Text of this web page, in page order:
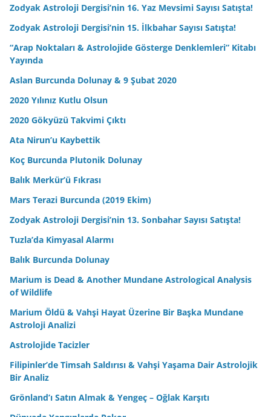
Zodyak Astroloji Dergisi’nin 16. Yaz Mevsimi Sayısı Satışta!
Zodyak Astroloji Dergisi’nin 15. İlkbahar Sayısı Satışta!
“Arap Noktaları & Astrolojide Gösterge Denklemleri” Kitabı
Yayında
Aslan Burcunda Dolunay & 9 Şubat 2020
2020 Yılınız Kutlu Olsun
2020 Gökyüzü Takvimi Çıktı
Ata Nirun’u Kaybettik
Koç Burcunda Plutonik Dolunay
Balık Merkür’ü Fıkrası
Mars Terazi Burcunda (2019 Ekim)
Zodyak Astroloji Dergisi’nin 13. Sonbahar Sayısı Satışta!
Tuzla’da Kimyasal Alarmı
Balık Burcunda Dolunay
Marium is Dead & Another Mundane Astrological Analysis
of Wildlife
Marium Öldü & Vahşi Hayat Üzerine Bir Başka Mundane
Astroloji Analizi
Astrolojide Tacizler
Filipinler’de Timsah Saldırısı & Vahşi Yaşama Dair Astrolojik
Bir Analiz
Grönland’ı Satın Almak & Yengeç – Oğlak Karşıtı